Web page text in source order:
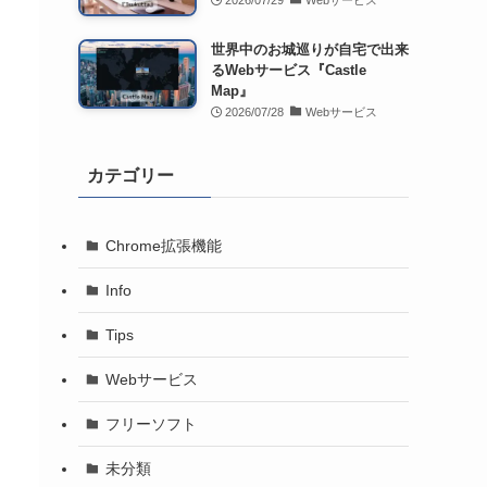
世界中のお城巡りが自宅で出来
るWebサービス『Castle
Map』
2026/07/28 Webサービス
カテゴリー
Chrome拡張機能
Info
Tips
Webサービス
フリーソフト
未分類